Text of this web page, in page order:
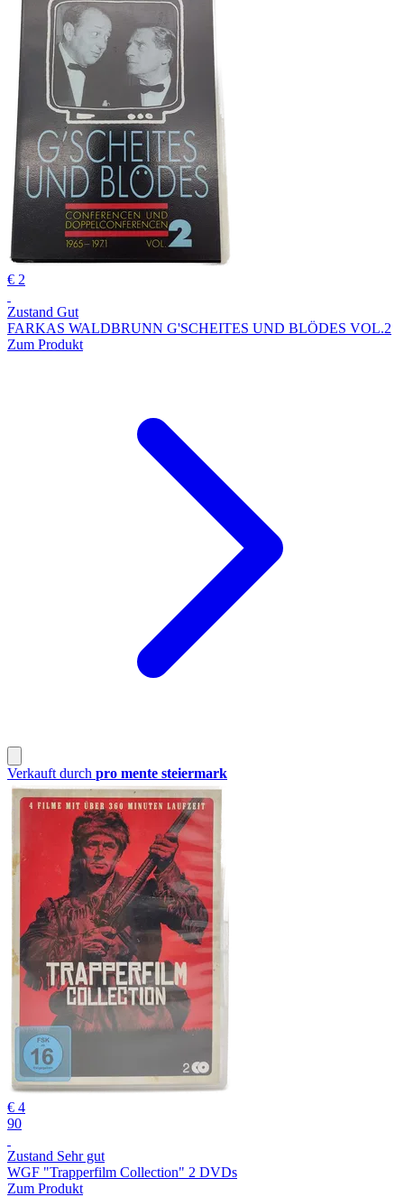
€ 2
Zustand Gut
FARKAS WALDBRUNN G'SCHEITES UND BLÖDES VOL.2
Zum Produkt
Verkauft durch pro mente steiermark
€ 4
90
Zustand Sehr gut
WGF "Trapperfilm Collection" 2 DVDs
Zum Produkt